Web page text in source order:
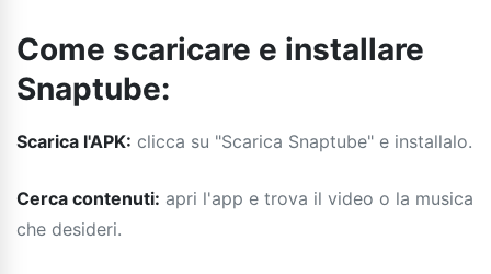
Come scaricare e installare
Snaptube:
Scarica l'APK: clicca su "Scarica Snaptube" e installalo.
Cerca contenuti: apri l'app e trova il video o la musica
che desideri.